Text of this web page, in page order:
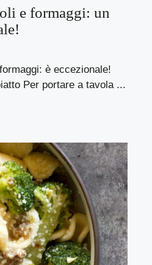
e formaggi: un
è eccezionale!
Per portare a tavola ...